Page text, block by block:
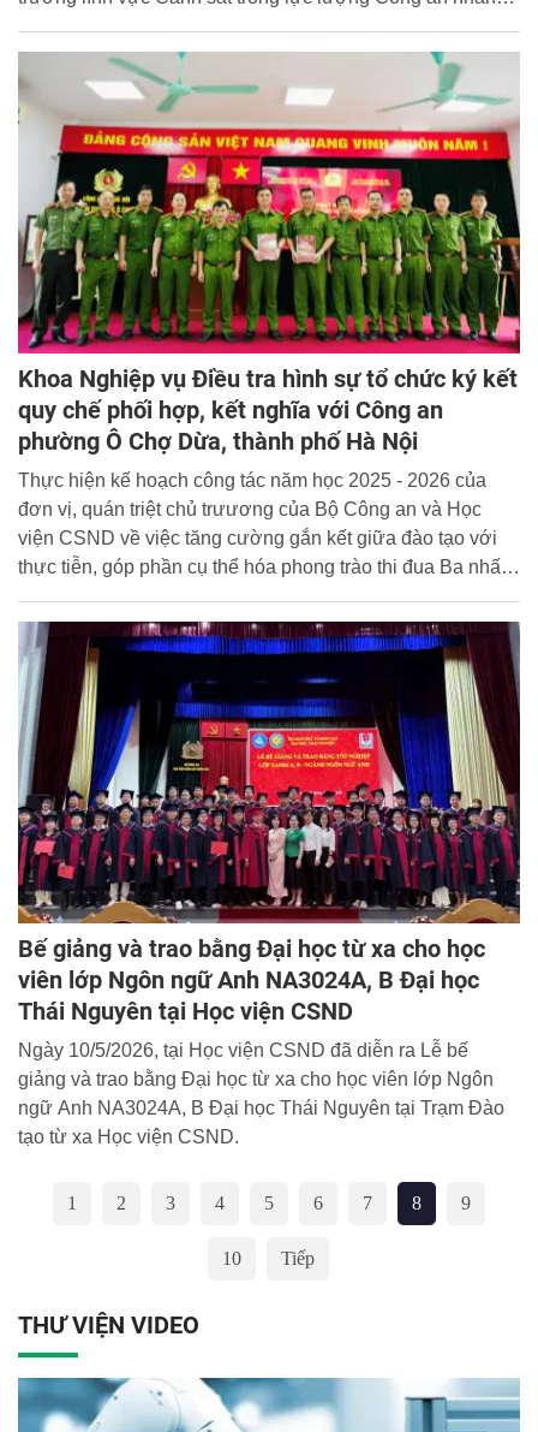
Ban Chấp hành Trung ương Đảng, Thử trưởng Bộ Công
an dự, chỉ đạo tại buổi lễ và trực tiếp giảng dạy chuyên đề
đầu tiên cho khóa học.
Khoa Nghiệp vụ Điều tra hình sự tổ chức ký kết
quy chế phối hợp, kết nghĩa với Công an
phường Ô Chợ Dừa, thành phố Hà Nội
Thực hiện kế hoạch công tác năm học 2025 - 2026 của
đơn vị, quán triệt chủ trưương của Bộ Công an và Học
viện CSND về việc tăng cường gắn kết giữa đào tạo với
thực tiễn, góp phần cụ thể hóa phong trào thi đua Ba nhất:
lượng Công an nhân dân, được sự đồng ý của Ban Giám
đốc Học viện, ngày 11/5/2026, tại trụ sở Công an phường
Ô Chợ Dừa, thành phố Hà Nội, Khoa Nghiệp vụ Điều tra
hình sự (NVĐT) - Học viện CSND và Công an phường Ô
Chợ Dừa đã tổ chức Chương trình kết nghĩa, ký kết Quy
chế phối hợp công tác giữa hai đơn vị.
Bế giảng và trao bằng Đại học từ xa cho học
viên lớp Ngôn ngữ Anh NA3024A, B Đại học
Thái Nguyên tại Học viện CSND
Ngày 10/5/2026, tại Học viện CSND đã diễn ra Lễ bế
giảng và trao bằng Đại học từ xa cho học viên lớp Ngôn
ngữ Anh NA3024A, B Đại học Thái Nguyên tại Trạm Đào
tạo từ xa Học viện CSND.
1 2 3 4 5 6 7 8 9
10 Tiếp
THƯ VIỆN VIDEO